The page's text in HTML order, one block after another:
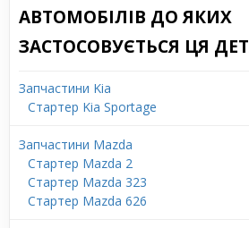
АВТОМОБІЛІВ ДО ЯКИХ
ЗАСТОСОВУЄТЬСЯ ЦЯ
Запчастини Kia
Стартер Kia Sportage
Запчастини Mazda
Стартер Mazda 2
Стартер Mazda 323
Стартер Mazda 626